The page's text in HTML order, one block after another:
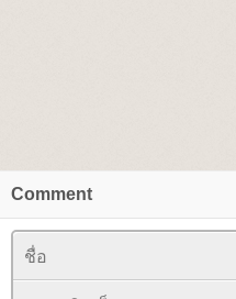
Comment